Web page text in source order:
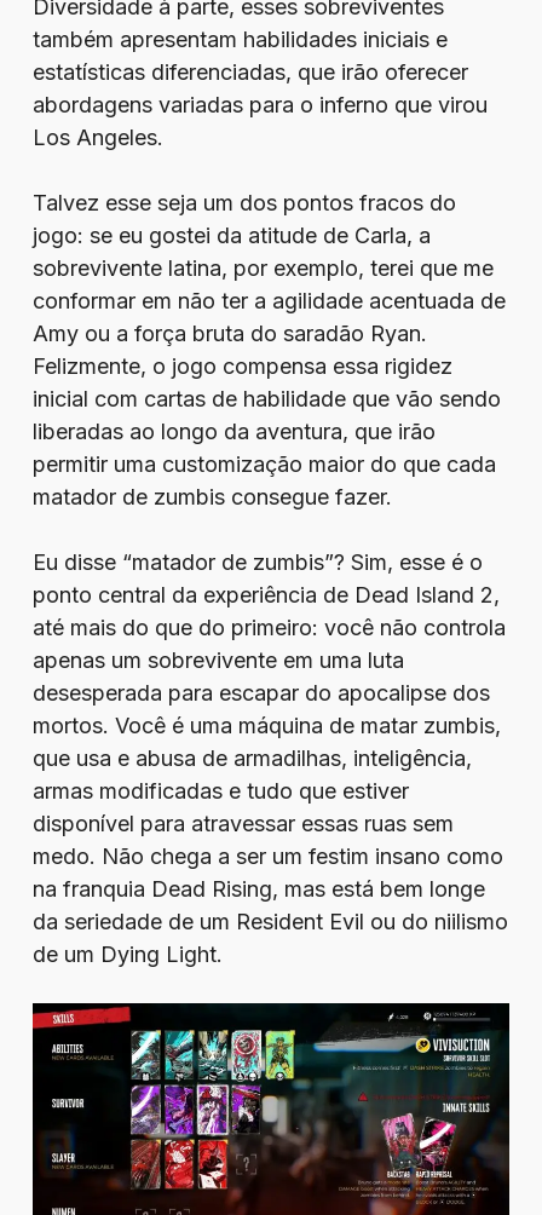
Diversidade à parte, esses sobreviventes
também apresentam habilidades iniciais e
estatísticas diferenciadas, que irão oferecer
abordagens variadas para o inferno que virou
Los Angeles.
Talvez esse seja um dos pontos fracos do
jogo: se eu gostei da atitude de Carla, a
sobrevivente latina, por exemplo, terei que me
conformar em não ter a agilidade acentuada de
Amy ou a força bruta do saradão Ryan.
Felizmente, o jogo compensa essa rigidez
inicial com cartas de habilidade que vão sendo
liberadas ao longo da aventura, que irão
permitir uma customização maior do que cada
matador de zumbis consegue fazer.
Eu disse “matador de zumbis”? Sim, esse é o
ponto central da experiência de Dead Island 2,
até mais do que do primeiro: você não controla
apenas um sobrevivente em uma luta
desesperada para escapar do apocalipse dos
mortos. Você é uma máquina de matar zumbis,
que usa e abusa de armadilhas, inteligência,
armas modificadas e tudo que estiver
disponível para atravessar essas ruas sem
medo. Não chega a ser um festim insano como
na franquia Dead Rising, mas está bem longe
da seriedade de um Resident Evil ou do niilismo
de um Dying Light.